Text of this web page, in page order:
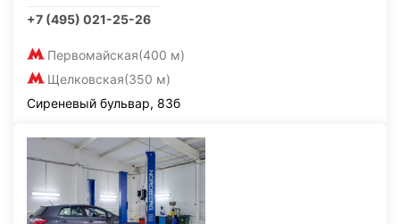
+7 (495) 021-25-26
Первомайская(400 м)
Щелковская(350 м)
Сиреневый бульвар, 83б